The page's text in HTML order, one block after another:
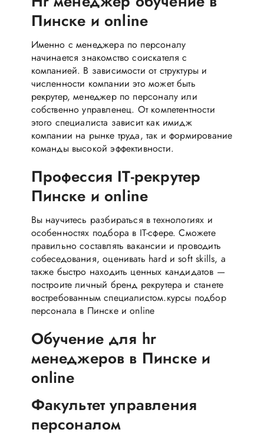
Пинске и online
Именно с менеджера по персоналу
начинается знакомство соискателя с
компанией. В зависимости от структуры и
численности компании это может быть
рекрутер, менеджер по персоналу или
собственно управленец. От компетентности
этого специалиста зависит как имидж
компании на рынке труда, так и формирование
команды высокой эффективности.
Профессия IT-рекрутер
Пинске и online
Вы научитесь разбираться в технологиях и
особенностях подбора в IT-сфере. Сможете
правильно составлять вакансии и проводить
собеседования, оценивать hard и soft skills, а
также быстро находить ценных кандидатов —
построите личный бренд рекрутера и станете
востребованным специалистом.курсы подбор
персонала в Пинске и online
Обучение для hr
менеджеров в Пинске и
online
Факультет управления
персоналом